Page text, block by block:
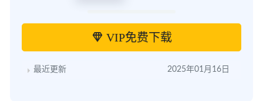
VIP免费下载
最近更新 2025年01月16日